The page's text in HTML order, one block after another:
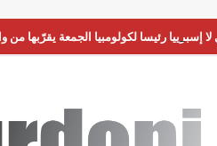
إسبرييا رئيسا لكولومبيا الجمعة يقرّبها من